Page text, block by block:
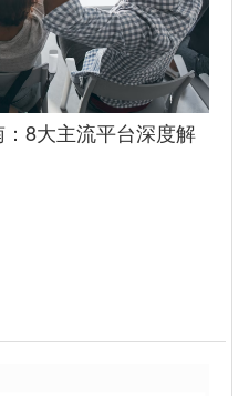
8大主流平台深度解